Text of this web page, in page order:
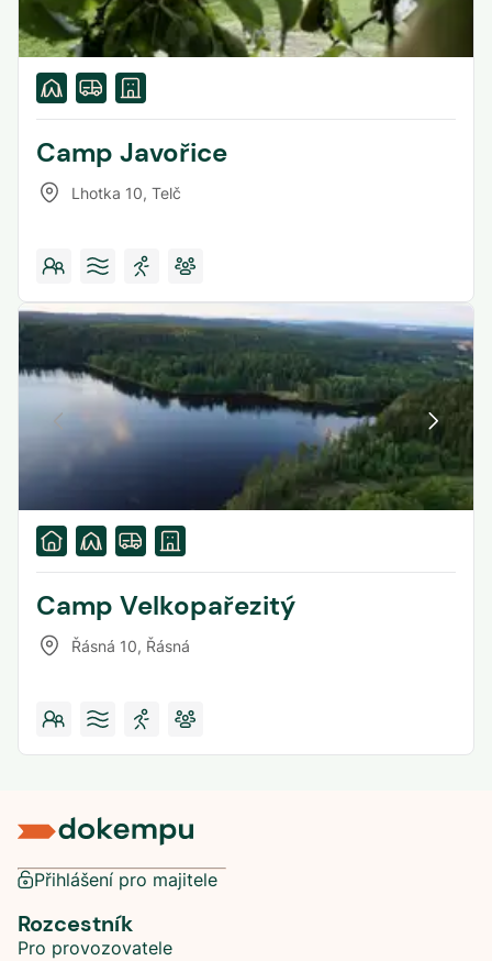
Camp Javořice
Lhotka 10, Telč
Camp Velkopařezitý
Řásná 10, Řásná
Přihlášení pro majitele
Rozcestník
Pro provozovatele